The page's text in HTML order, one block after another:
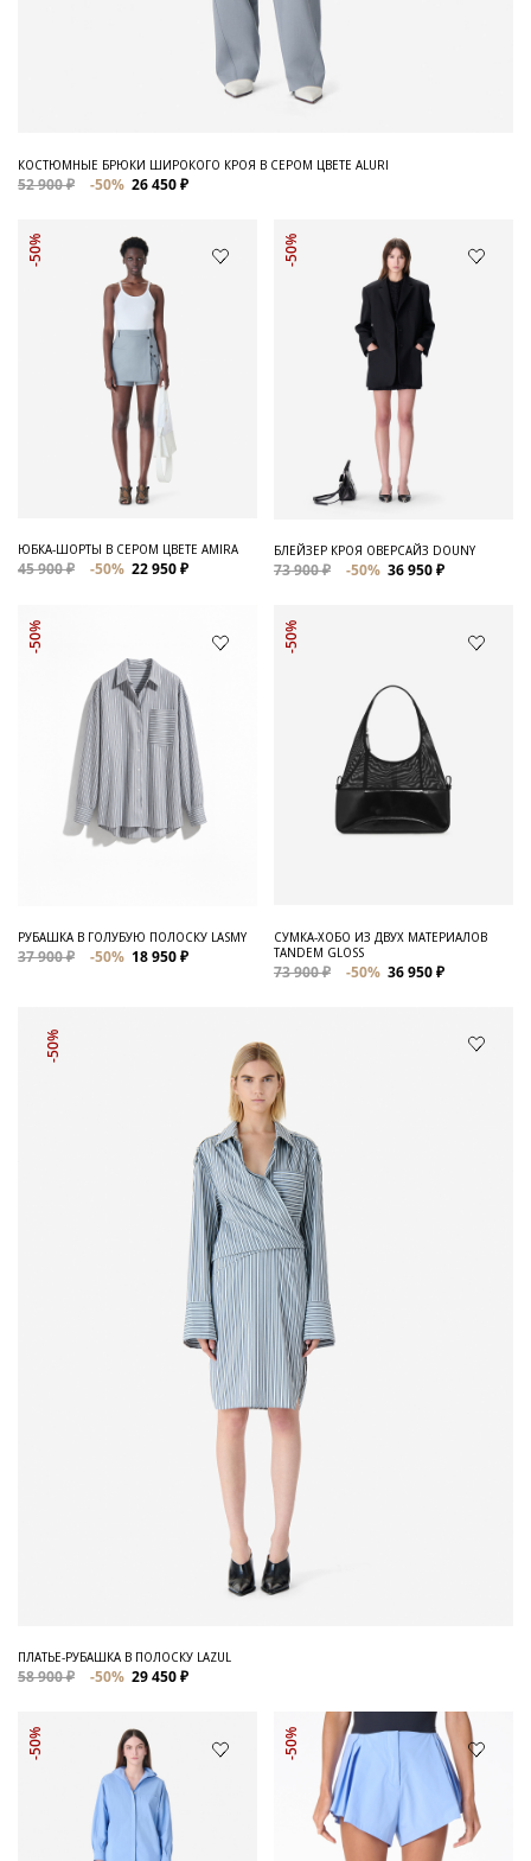
КОСТЮМНЫЕ БРЮКИ ШИРОКОГО КРОЯ В СЕРОМ ЦВЕТЕ ALURI
52 900 ₽ -50% 26 450 ₽
-50%
ЮБКА-ШОРТЫ В СЕРОМ ЦВЕТЕ AMIRA
45 900 ₽ -50% 22 950 ₽
-50%
БЛЕЙЗЕР КРОЯ ОВЕРСАЙЗ DOUNY
73 900 ₽ -50% 36 950 ₽
-50%
РУБАШКА В ГОЛУБУЮ ПОЛОСКУ LASMY
37 900 ₽ -50% 18 950 ₽
-50%
СУМКА-ХОБО ИЗ ДВУХ МАТЕРИАЛОВ
TANDEM GLOSS
73 900 ₽ -50% 36 950 ₽
-50%
ПЛАТЬЕ-РУБАШКА В ПОЛОСКУ LAZUL
58 900 ₽ -50% 29 450 ₽
-50% -50%